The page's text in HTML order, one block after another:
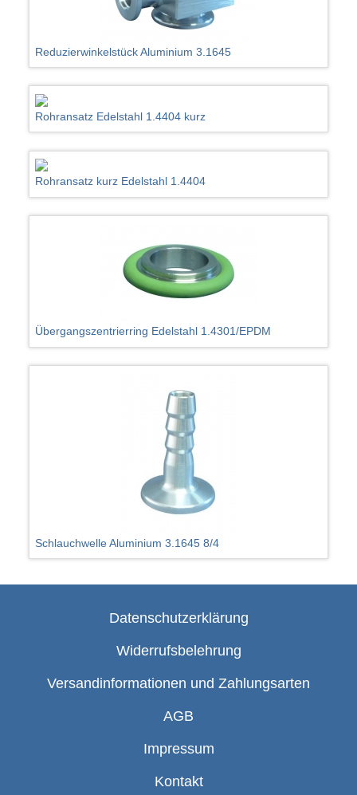
Reduzierwinkelstück Aluminium 3.1645
Rohransatz Edelstahl 1.4404 kurz
Rohransatz kurz Edelstahl 1.4404
Übergangszentrierring Edelstahl 1.4301/EPDM
Schlauchwelle Aluminium 3.1645 8/4
Datenschutzerklärung
Widerrufsbelehrung
Versandinformationen und Zahlungsarten
AGB
Impressum
Kontakt